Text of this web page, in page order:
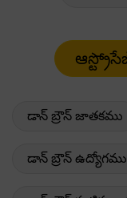
డాన్ బ్రౌన్ జాతకము
డాన్ బ్రౌన్